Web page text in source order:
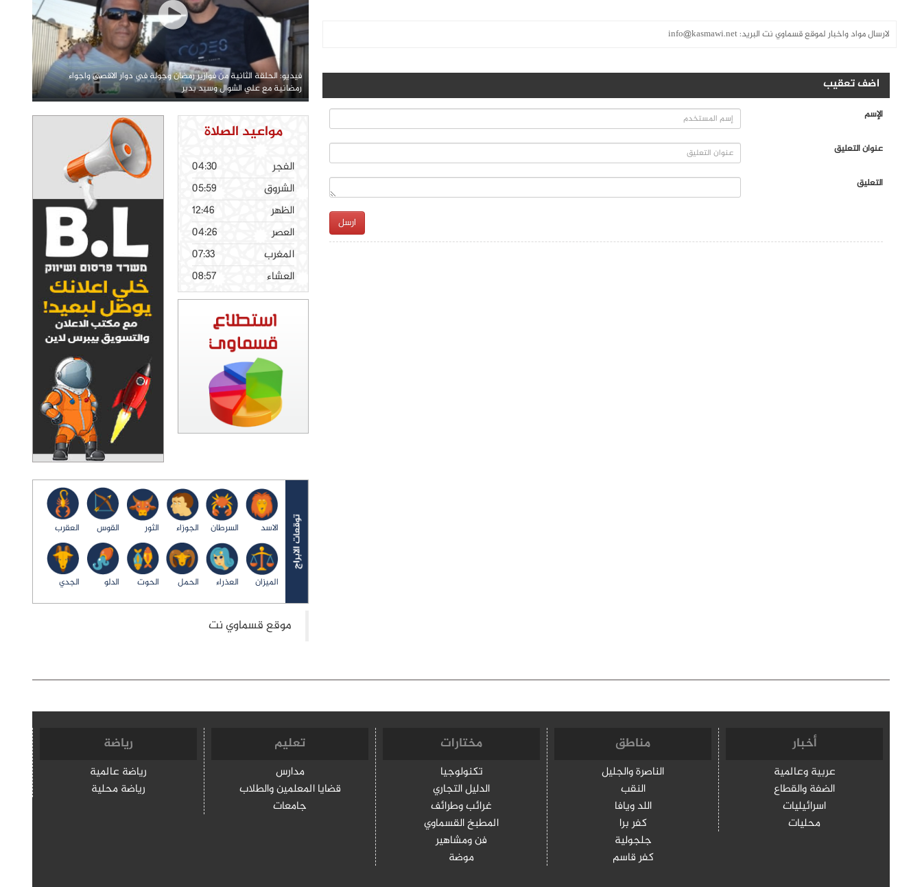
لارسال مواد واخبار لموقع قسماوي نت البريد:info@kasmawi.net
اضف تعقيب
الإسم
عنوان التعليق
التعليق
ارسل
فيديو: الحلقة الثانية من فوازير رمضان وجولة في دوار الاقصى واجواء
رمضانية مع علي الشوال وسيد بدير
مواعيد الصلاة
الفجر
04:30
الشروق
05:59
الظهر
12:46
العصر
04:26
المغرب
07:33
العشاء
08:57
الاسد السرطان الجوزاء الثور القوس العقرب
الميزان العذراء الحمل الحوت الدلو الجدي
أخبار
عربية وعالمية
الضفة والقطاع
اسرائيليات
محليات
مناطق
الناصرة والجليل
النقب
اللد ويافا
كفر برا
جلجولية
كفر قاسم
مختارات
تكنولوجيا
الدليل التجاري
غرائب وطرائف
المطبخ القسماوي
فن ومشاهير
موضة
تعليم
مدارس
قضايا المعلمين والطلاب
جامعات
رياضة
رياضة عالمية
رياضة محلية